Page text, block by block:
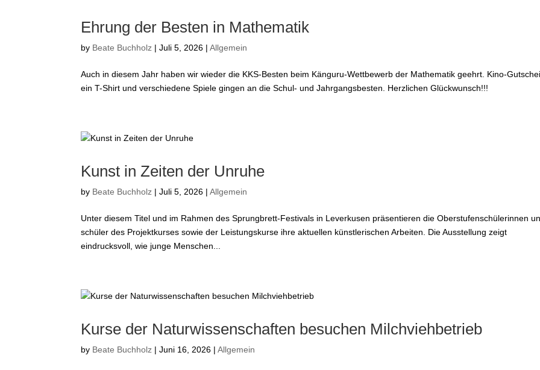
Ehrung der Besten in Mathematik
by Beate Buchholz |Juli 5, 2026 |Allgemein
Auch in diesem Jahr haben wir wieder die KKS-Besten beim Känguru-Wettbewerb der Mathematik geehrt. Kino-
ein T-Shirt und verschiedene Spiele gingen an die Schul- und Jahrgangsbesten. Herzlichen Glückwunsch!!!
Kunst in Zeiten der Unruhe
by Beate Buchholz |Juli 5, 2026 |Allgemein
Unter diesem Titel und im Rahmen des Sprungbrett-Festivals in Leverkusen präsentieren die Oberstufenschülerinnen
schüler des Projektkurses sowie der Leistungskurse ihre aktuellen künstlerischen Arbeiten. Die Ausstellung zeigt
eindrucksvoll, wie junge Menschen...
Kurse der Naturwissenschaften besuchen Milchviehbetrieb
by Beate Buchholz |Juni 16, 2026 |Allgemein